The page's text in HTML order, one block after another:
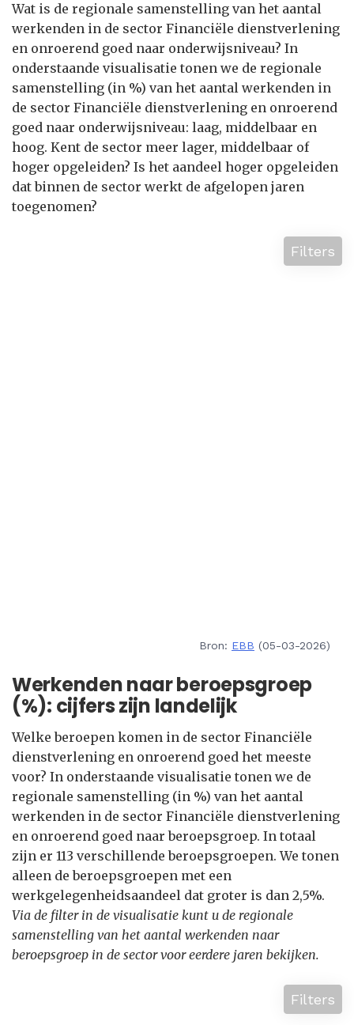
Wat is de regionale samenstelling van het aantal
werkenden in de sector Financiële dienstverlening
en onroerend goed naar onderwijsniveau? In
onderstaande visualisatie tonen we de regionale
samenstelling (in %) van het aantal werkenden in
de sector Financiële dienstverlening en onroerend
goed naar onderwijsniveau: laag, middelbaar en
hoog. Kent de sector meer lager, middelbaar of
hoger opgeleiden? Is het aandeel hoger opgeleiden
dat binnen de sector werkt de afgelopen jaren
toegenomen?
Filters
Bron: EBB (05-03-2026)
Werkenden naar beroepsgroep
(%): cijfers zijn landelijk
Welke beroepen komen in de sector Financiële
dienstverlening en onroerend goed het meeste
voor? In onderstaande visualisatie tonen we de
regionale samenstelling (in %) van het aantal
werkenden in de sector Financiële dienstverlening
en onroerend goed naar beroepsgroep. In totaal
zijn er 113 verschillende beroepsgroepen. We tonen
alleen de beroepsgroepen met een
werkgelegenheidsaandeel dat groter is dan 2,5%.
Via de filter in de visualisatie kunt u de regionale
samenstelling van het aantal werkenden naar
beroepsgroep in de sector voor eerdere jaren bekijken.
Filters